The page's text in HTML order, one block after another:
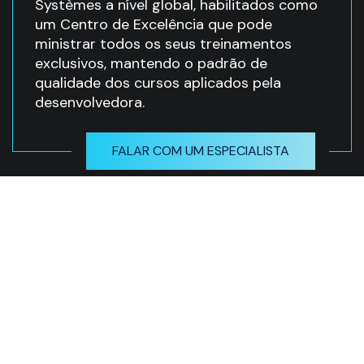
Systèmes a nível global, habilitados como
um Centro de Excelência que pode
ministrar todos os seus treinamentos
exclusivos, mantendo o padrão de
qualidade dos cursos aplicados pela
desenvolvedora.
FALAR COM UM ESPECIALISTA